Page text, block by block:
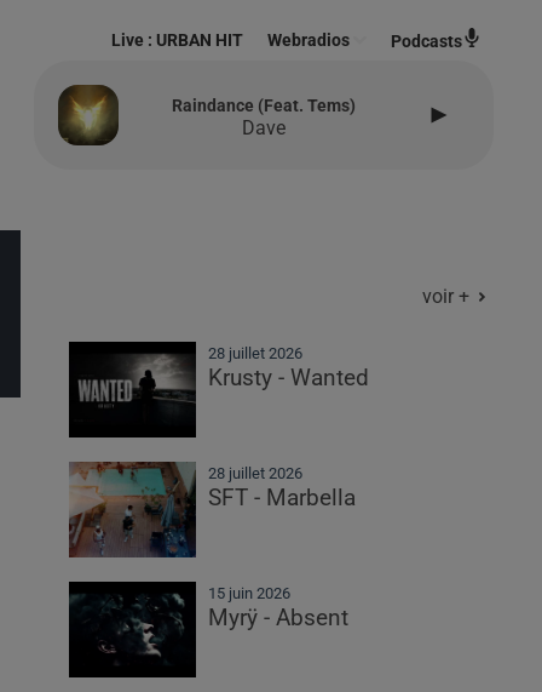
Live : URBAN HIT Webradios Podcasts
Raindance (feat. Tems)
Dave
voir +
28 juillet 2026
Krusty - Wanted
28 juillet 2026
SFT - Marbella
15 juin 2026
Myrÿ - Absent